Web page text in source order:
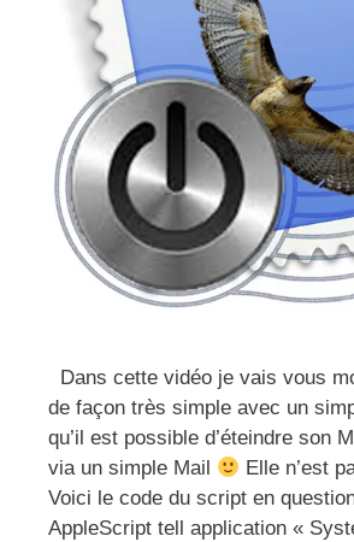
Dans cette vidéo je vais vous
de façon très simple avec un
qu’il est possible d’éteindre son
via un simple Mail
Elle n’est
Voici le code du script en
AppleScript tell application «